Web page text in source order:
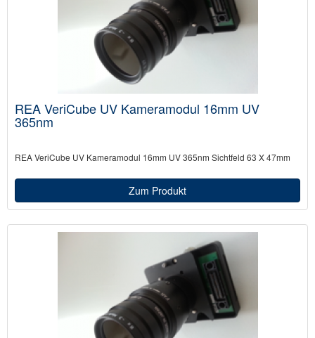
REA VeriCube UV Kameramodul 16mm UV
365nm
REA VeriCube UV Kameramodul 16mm UV 365nm Sichtfeld 63 X 47mm
Zum Produkt